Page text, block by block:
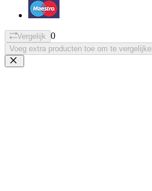
Vergelijk 0
Voeg extra producten toe om te